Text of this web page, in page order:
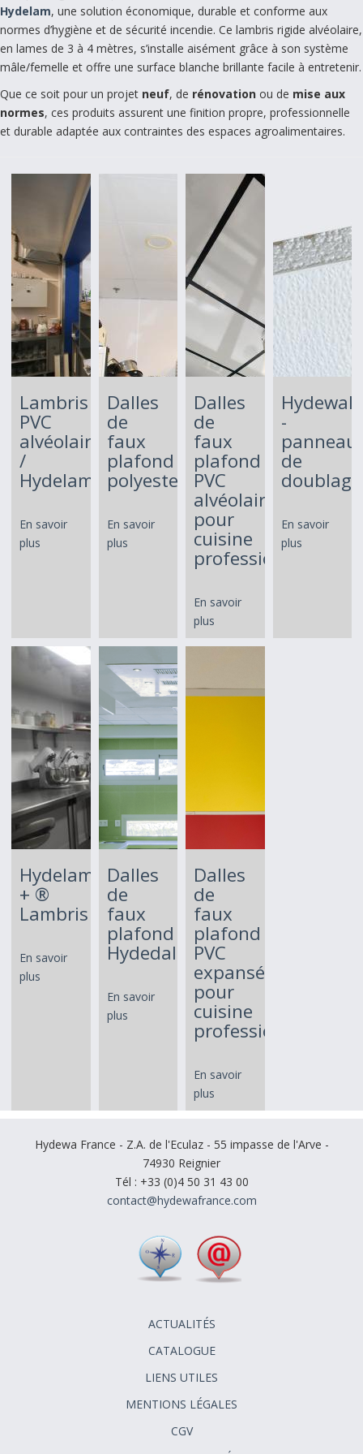
Hydelam, une solution économique, durable et conforme aux
normes d’hygiène et de sécurité incendie. Ce lambris rigide alvéolaire,
en lames de 3 à 4 mètres, s’installe aisément grâce à son système
mâle/femelle et offre une surface blanche brillante facile à entretenir.
Que ce soit pour un projet neuf, de rénovation ou de mise aux
normes, ces produits assurent une finition propre, professionnelle
et durable adaptée aux contraintes des espaces agroalimentaires.
Lambris
PVC
alvéolaire
/
Hydelam
En savoir
plus
Dalles
de
faux
plafond
polyester
En savoir
plus
Dalles
de
faux
plafond
PVC
alvéolaire
pour
cuisine
professionnelle
En savoir
plus
-
panneau
de
doublage
En savoir
plus
Hydelam
+ ®
Lambris
En savoir
plus
Dalles
de
faux
plafond
Hydedalle®
En savoir
plus
Dalles
de
faux
plafond
PVC
expansé
pour
cuisine
professionnelle
En savoir
plus
Hydewa France - Z.A. de l'Eculaz - 55 impasse de l'Arve -
74930 Reignier
Tél : +33 (0)4 50 31 43 00
contact@hydewafrance.com
ACTUALITÉS
CATALOGUE
LIENS UTILES
MENTIONS LÉGALES
CGV